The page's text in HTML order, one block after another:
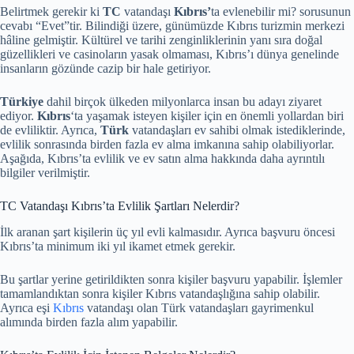
Belirtmek gerekir ki TC vatandaşı Kıbrıs’ta evlenebilir mi? sorusunun
cevabı “Evet”tir. Bilindiği üzere, günümüzde Kıbrıs turizmin merkezi
hâline gelmiştir. Kültürel ve tarihi zenginliklerinin yanı sıra doğal
güzellikleri ve casinoların yasak olmaması, Kıbrıs’ı dünya genelinde
insanların gözünde cazip bir hale getiriyor.
Türkiye dahil birçok ülkeden milyonlarca insan bu adayı ziyaret
ediyor. Kıbrıs‘ta yaşamak isteyen kişiler için en önemli yollardan biri
de evliliktir. Ayrıca, Türk vatandaşları ev sahibi olmak istediklerinde,
evlilik sonrasında birden fazla ev alma imkanına sahip olabiliyorlar.
Aşağıda, Kıbrıs’ta evlilik ve ev satın alma hakkında daha ayrıntılı
bilgiler verilmiştir.
TC Vatandaşı Kıbrıs’ta Evlilik Şartları Nelerdir?
İlk aranan şart kişilerin üç yıl evli kalmasıdır. Ayrıca başvuru öncesi
Kıbrıs’ta minimum iki yıl ikamet etmek gerekir.
Bu şartlar yerine getirildikten sonra kişiler başvuru yapabilir. İşlemler
tamamlandıktan sonra kişiler Kıbrıs vatandaşlığına sahip olabilir.
Ayrıca eşi Kıbrıs vatandaşı olan Türk vatandaşları gayrimenkul
alımında birden fazla alım yapabilir.